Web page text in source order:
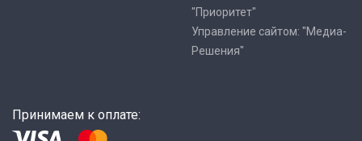
"Приоритет"
Управление сайтом: "Медиа-
Решения"
Принимаем к оплате: